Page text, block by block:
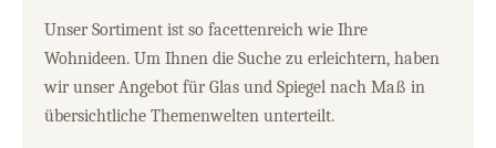
Unser Sortiment ist so facettenreich wie Ihre
Wohnideen. Um Ihnen die Suche zu erleichtern, haben
wir unser Angebot für Glas und Spiegel nach Maß in
übersichtliche Themenwelten unterteilt.